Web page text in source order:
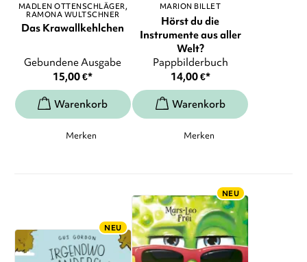
MADLEN OTTENSCHLÄGER
RAMONA WULTSCHNER
Das Krawallkehlchen
Gebundene Ausgabe
15,00€*
Merken
MARION BILLET
Hörst du die
Instrumente aus aller
Welt?
Pappbilderbuch
14,00€*
Merken
NEU
NEU